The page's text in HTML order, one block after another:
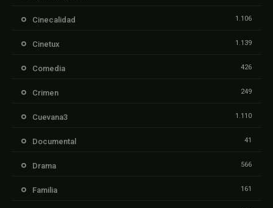
Cinecalidad 1.106
Cinetux 1.139
Comedia 426
Crimen 249
Cuevana3 1.110
Documental 41
Drama 566
Familia 161